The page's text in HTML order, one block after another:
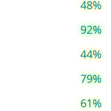
48%
92%
44%
79%
61%